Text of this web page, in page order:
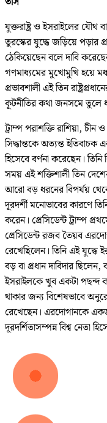
যুক্তরাষ্ট্র ও ইসরাইলের যৌথ
তুরস্কের যুদ্ধে জড়িয়ে পড়ার
ঠেকিয়েছেন বলে দাবি
গণমাধ্যমের মুখোমুখি হয়ে
প্রভাবশালী এই তিন
কূটনীতির কথা জনসমে তুলে
ট্রাম্প পরাশক্তি রাশিয়া,
সিদ্ধান্তকে অত্যন্ত
হিসেবে বর্ণনা করেছেন।
সময় এই শক্তিশালী তিন
আরো বড় ধরনের বিপর্যয়
দূরদর্শী মনোভাবের কারণে
করেন। প্রেসিডেন্ট ট্রাম্প
প্রেসিডেন্ট রজব তৈয়ব
রেখেছিলেন। তিনি এই
বড় বা প্রধান দাবিদার
ইসরাইলকে খুব একটা পছন্দ
থাকার জন্য বিশেষভাবে
রেখেছেন। এরদোগানকে
দূরদর্শিতাসম্পন্ন বিশ্ব নেতা